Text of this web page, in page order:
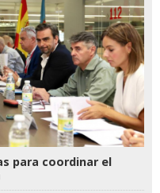
para coordinar el